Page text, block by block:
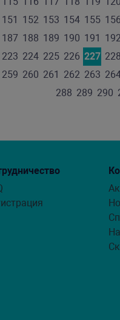
151 152 153 154 155 156
187 188 189 190 191
223 224 225 226 227 228
259 260 261 262 263
288 289 290